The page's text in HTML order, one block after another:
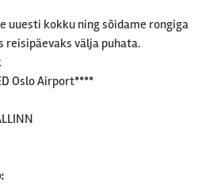
uuesti kokku ning sõidame rongiga
välja puhata.
Oslo Airport****